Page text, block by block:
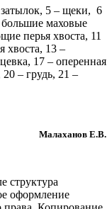
5 – щеки, 6
маховые
перья хвоста, 11
хвоста, 13 –
17 – оперенная
– грудь, 21 –
Малаханов Е.В.
структура
оформление